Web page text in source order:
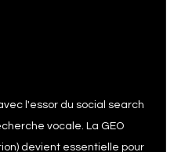
l'essor du social search
vocale. La GEO
devient essentielle pour